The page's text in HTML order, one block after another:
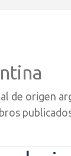
de origen